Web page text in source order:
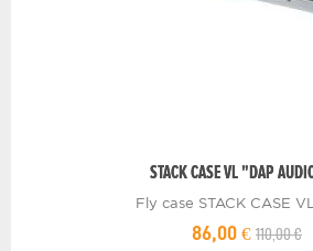
STACK CASE VL "DAP
Fly case STACK CASE
86,00 € 110,00 €